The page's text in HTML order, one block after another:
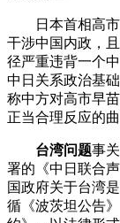
日本首相高市
干涉中国内政，
径严重违背一个
中日关系政治基
称中方对高市早
正当合理反应的曲
台湾问题事
署的《中日联合
国政府关于台湾
循《波茨坦公告